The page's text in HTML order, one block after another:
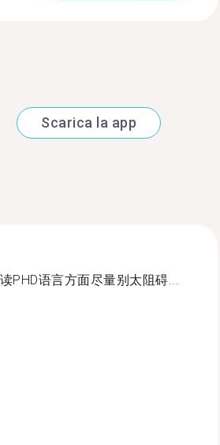
Scarica la app
PHD语言方面尽量别太阻碍...